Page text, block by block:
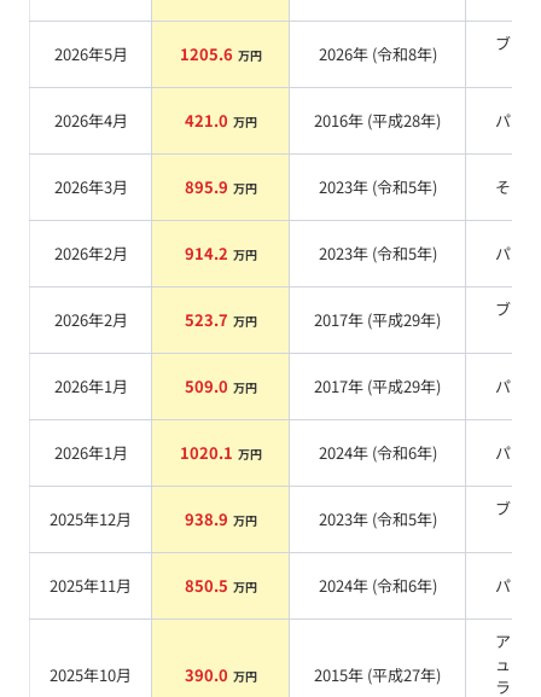
2026年5月 1205.6 万円 2026年 (令和8年)
ブラ
2026年4月 421.0 万円 2016年 (平成28年) パール
2026年3月 895.9 万円 2023年 (令和5年) その他
2026年2月 914.2 万円 2023年 (令和5年) パール
2026年2月 523.7 万円 2017年 (平成29年)
ブラ
2026年1月 509.0 万円 2017年 (平成29年) パール
2026年1月 1020.1 万円 2024年 (令和6年) パール
2025年12月 938.9 万円 2023年 (令和5年)
ブラ
2025年11月 850.5 万円 2024年 (令和6年) パール
2025年10月 390.0 万円 2015年 (平成27年)
アテ
ュー
ラッ